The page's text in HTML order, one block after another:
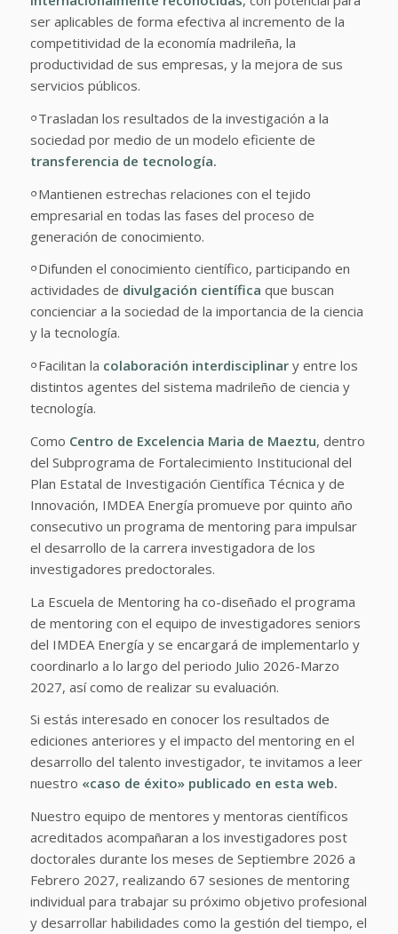
ser aplicables de forma efectiva al incremento de la
competitividad de la economía madrileña, la
productividad de sus empresas, y la mejora de sus
servicios públicos.
𐩒Trasladan los resultados de la investigación a la
sociedad por medio de un modelo eficiente de
transferencia de tecnología.
𐩒Mantienen estrechas relaciones con el tejido
empresarial en todas las fases del proceso de
generación de conocimiento.
𐩒Difunden el conocimiento científico, participando en
actividades de divulgación científica que buscan
concienciar a la sociedad de la importancia de la ciencia
y la tecnología.
𐩒Facilitan la colaboración interdisciplinary entre los
distintos agentes del sistema madrileño de ciencia y
tecnología.
Como Centro de Excelencia Maria de Maeztu, dentro
del Subprograma de Fortalecimiento Institucional del
Plan Estatal de Investigación Científica Técnica y de
Innovación, IMDEA Energía promueve por quinto año
consecutivo un programa de mentoring para impulsar
el desarrollo de la carrera investigadora de los
investigadores predoctorales.
La Escuela de Mentoring ha co-diseñado el programa
de mentoring con el equipo de investigadores seniors
del IMDEA Energía y se encargará de implementarlo y
coordinarlo a lo largo del periodo Julio 2026-Marzo
2027, así como de realizar su evaluación.
Si estás interesado en conocer los resultados de
ediciones anteriores y el impacto del mentoring en el
desarrollo del talento investigador, te invitamos a leer
nuestro «caso de éxito» publicado en esta web.
Nuestro equipo de mentores y mentoras científicos
acreditados acompañaran a los investigadores post
doctorales durante los meses de Septiembre 2026 a
Febrero 2027, realizando 67 sesiones de mentoring
individual para trabajar su próximo objetivo profesional
y desarrollar habilidades como la gestión del tiempo, el